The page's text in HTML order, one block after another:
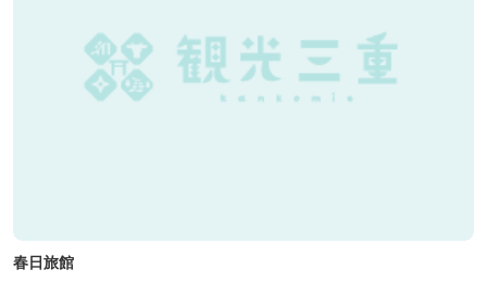
春日旅館